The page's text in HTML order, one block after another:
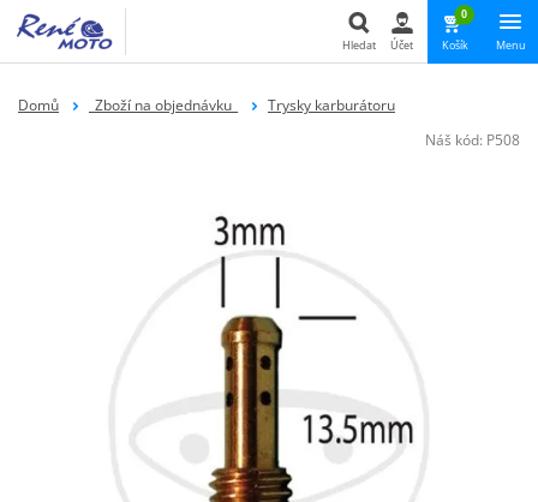
Hledat Účet
0
Košík Menu
Domů _Zboží na objednávku_
Trysky karburátoru
Náš kód: P508